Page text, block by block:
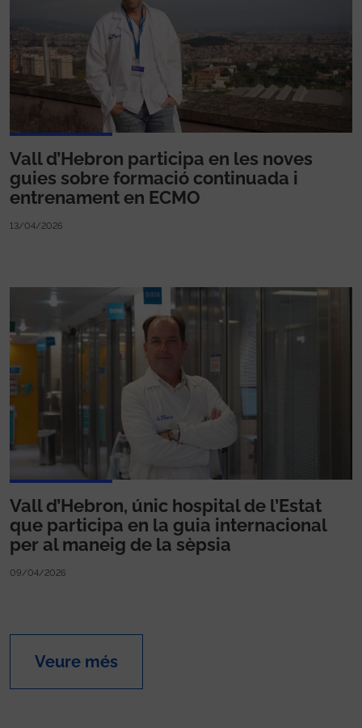
Vall d’Hebron participa en les noves
guies sobre formació continuada i
entrenament en ECMO
13/04/2026
Vall d’Hebron, únic hospital de l’Estat
que participa en la guia internacional
per al maneig de la sèpsia
09/04/2026
Veure més